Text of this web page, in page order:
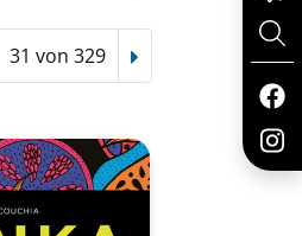
Vorheriger Treffer
31 von 329 Nächster Treffer